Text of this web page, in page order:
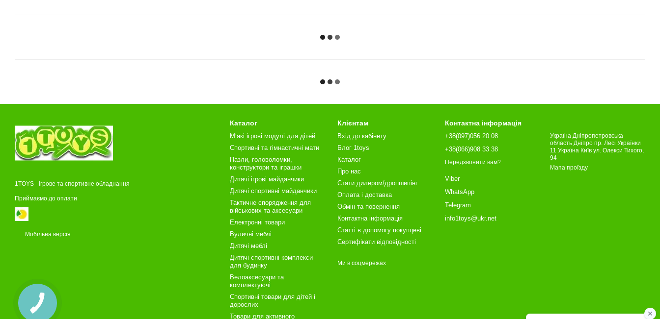
1TOYS - ігрове та спортивне обладнання
Приймаємо до оплати
Мобільна версія
Каталог
М‘які ігрові модулі для дітей
Спортивні та гімнастичні мати
Пазли, головоломки,
конструктори та іграшки
Дитячі ігрові майданчики
Дитячі спортивні майданчики
Тактичне спорядження для
військових та аксесуари
Електронні товари
Вуличні меблі
Дитячі меблі
Дитячі спортивні комплекси
для будинку
Велоаксесуари та
комплектуючі
Спортивні товари для дітей і
дорослих
Товари для активного
Клієнтам
Вхід до кабінету
Блог 1toys
Каталог
Про нас
Стати дилером/дропшипінг
Оплата і доставка
Обмін та повернення
Контактна інформація
Статті в допомогу покупцеві
Сертифікати відповідності
Ми в соцмережах
Контактна інформація
+38(097)056 20 08
+38(066)908 33 38
Передзвонити вам?
Viber
WhatsApp
Telegram
info1toys@ukr.net
Україна Дніпропетровська
область Дніпро пр. Лесі Українки
11 Україна Київ ул. Олекси Тихого,
94
Мапа проїзду